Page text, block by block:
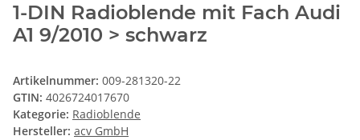
1-DIN Radioblende mit Fach Audi
A1 9/2010 > schwarz
Artikelnummer: 009-281320-22
GTIN: 4026724017670
Kategorie: Radioblende
Hersteller: acv GmbH